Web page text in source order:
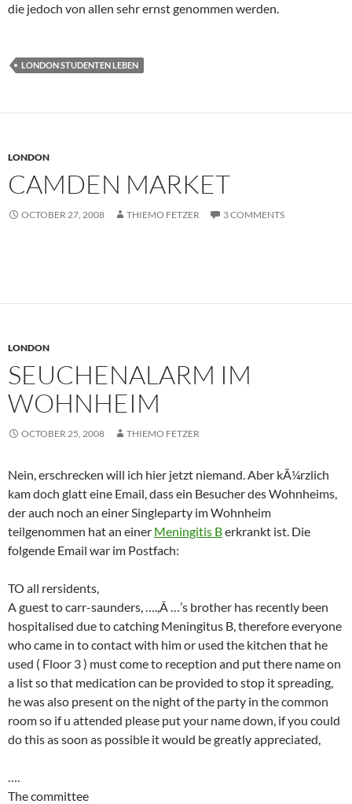
die jedoch von allen sehr ernst genommen werden.
LONDON STUDENTEN LEBEN
LONDON
CAMDEN MARKET
OCTOBER 27, 2008 THIEMO FETZER 3 COMMENTS
LONDON
SEUCHENALARM IM
WOHNHEIM
OCTOBER 25, 2008 THIEMO FETZER
Nein, erschrecken will ich hier jetzt niemand. Aber kÃ¼rzlich
kam doch glatt eine Email, dass ein Besucher des Wohnheims,
der auch noch an einer Singleparty im Wohnheim
teilgenommen hat an einer Meningitis Berkrankt ist. Die
folgende Email war im Postfach:
TO all rersidents,
A guest to carr-saunders, ….,Â …’s brother has recently been
hospitalised due to catching Meningitus B, therefore everyone
who came in to contact with him or used the kitchen that he
used ( Floor 3 ) must come to reception and put there name on
a list so that medication can be provided to stop it spreading,
he was also present on the night of the party in the common
room so if u attended please put your name down, if you could
do this as soon as possible it would be greatly appreciated,
….
The committee